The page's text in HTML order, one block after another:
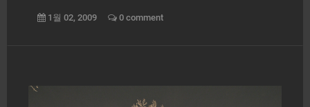
1월 02, 2009 0 comment